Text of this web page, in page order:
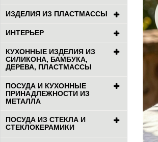
ИЗДЕЛИЯ ИЗ ПЛАСТМАССЫ
ИНТЕРЬЕР
КУХОННЫЕ ИЗДЕЛИЯ ИЗ
СИЛИКОНА, БАМБУКА,
ДЕРЕВА, ПЛАСТМАССЫ
ПОСУДА И КУХОННЫЕ
ПРИНАДЛЕЖНОСТИ ИЗ
МЕТАЛЛА
ПОСУДА ИЗ СТЕКЛА И
СТЕКЛОКЕРАМИКИ